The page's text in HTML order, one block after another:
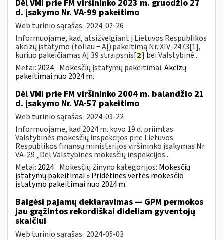
Dėl VMI prie FM viršininko 2023 m. gruodžio 27
d. įsakymo Nr. VA-99 pakeitimo
Web turinio sąrašas 2024-02-26
Informuojame, kad, atsižvelgiant į Lietuvos Respublikos
akcizų įstatymo (toliau − AĮ) pakeitimą Nr. XIV-2473[1],
kuriuo pakeičiamas AĮ 39 straipsnis[2] bei Valstybinė...
Metai: 2024 Mokesčių įstatymų pakeitimai:Akcizų
pakeitimai nuo 2024 m.
Dėl VMI prie FM viršininko 2004 m. balandžio 21
d. įsakymo Nr. VA-57 pakeitimo
Web turinio sąrašas 2024-03-22
Informuojame, kad 2024 m. kovo 19 d. priimtas
Valstybinės mokesčių inspekcijos prie Lietuvos
Respublikos finansų ministerijos viršininko įsakymas Nr.
VA-29 „Dėl Valstybinės mokesčių inspekcijos...
Metai: 2024 Mokesčių žinyno kategorijos: Mokesčių
įstatymų pakeitimai » Pridėtinės vertės mokesčio
įstatymo pakeitimai nuo 2024 m.
Baigėsi pajamų deklaravimas — GPM permokos
jau grąžintos rekordiškai dideliam gyventojų
skaičiui
Web turinio sąrašas 2024-05-03